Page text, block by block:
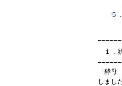
５
１．
酵母
しまし